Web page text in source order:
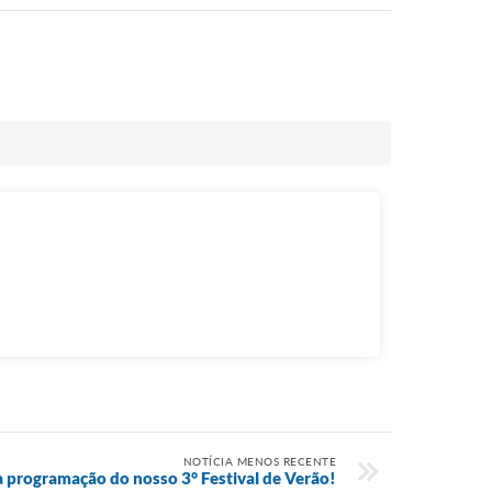
NOTÍCIA MENOS RECENTE
programação do nosso 3° Festival de Verão!